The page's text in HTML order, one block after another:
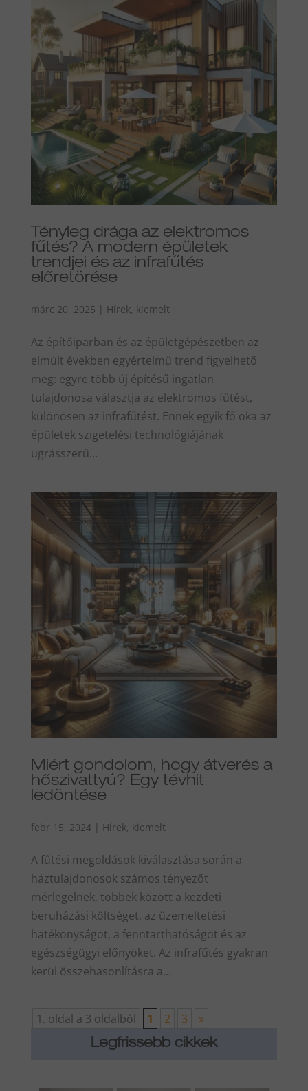
Tényleg drága az elektromos
fűtés? A modern épületek
trendjei és az infrafűtés
előretörése
márc 20, 2025 | Hírek, kiemelt
Az építőiparban és az épületgépészetben az
elmúlt években egyértelmű trend figyelhető
meg: egyre több új építésű ingatlan
tulajdonosa választja az elektromos fűtést,
különösen az infrafűtést. Ennek egyik fő oka az
épületek szigetelési technológiájának
ugrásszerű...
Miért gondolom, hogy átverés a
hőszivattyú? Egy tévhit
ledöntése
febr 15, 2024| Hírek, kiemelt
A fűtési megoldások kiválasztása során a
háztulajdonosok számos tényezőt
mérlegelnek, többek között a kezdeti
beruházási költséget, az üzemeltetési
hatékonyságot, a fenntarthatóságot és az
egészségügyi előnyöket. Az infrafűtés gyakran
kerül összehasonlításra a...
1. oldal a 3 oldalból 1 2 3 »
Legfrissebb cikkek